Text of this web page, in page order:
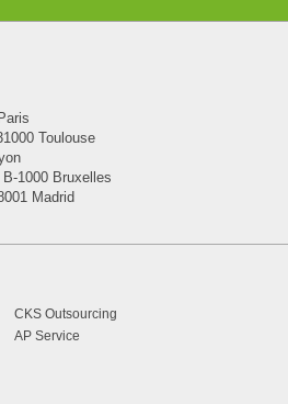
Toulouse
1000 Bruxelles
Madrid
CKS Outsourcing
AP Service